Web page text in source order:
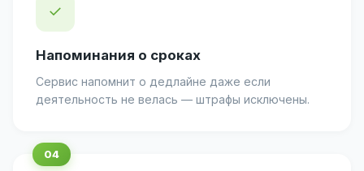
✓
Напоминания о сроках
Сервис напомнит о дедлайне даже если
деятельность не велась — штрафы исключены.